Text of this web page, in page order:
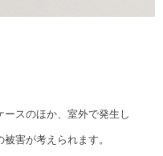
スのほか、室外で発生し
害が考えられます。